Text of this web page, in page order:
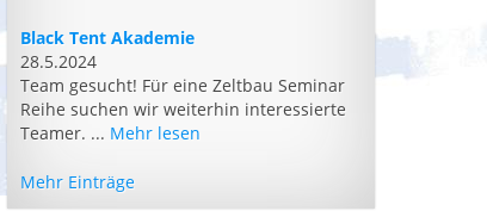
Black Tent Akademie
28.5.2024
Team gesucht! Für eine Zeltbau Seminar
Reihe suchen wir weiterhin interessierte
Teamer. ... Mehr lesen
Mehr Einträge